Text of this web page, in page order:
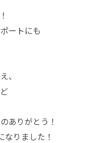
ートにも
、
ありがとう！
りました！